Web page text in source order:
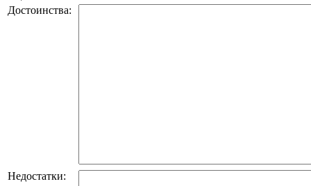
Достоинства:
Недостатки: